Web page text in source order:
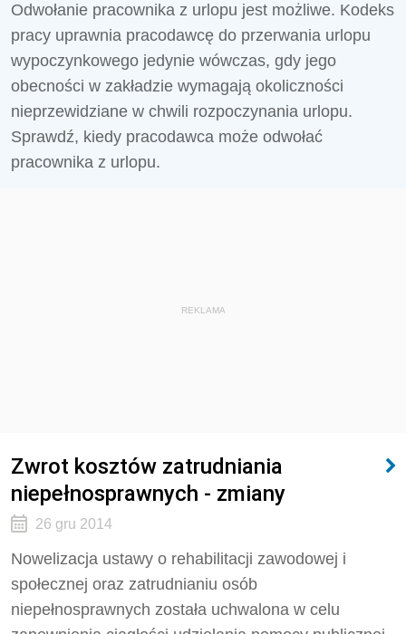
Odwołanie pracownika z urlopu jest możliwe. Kodeks
pracy uprawnia pracodawcę do przerwania urlopu
wypoczynkowego jedynie wówczas, gdy jego
obecności w zakładzie wymagają okoliczności
nieprzewidziane w chwili rozpoczynania urlopu.
Sprawdź, kiedy pracodawca może odwołać
pracownika z urlopu.
REKLAMA
Zwrot kosztów zatrudniania
niepełnosprawnych - zmiany
26 gru 2014
Nowelizacja ustawy o rehabilitacji zawodowej i
społecznej oraz zatrudnianiu osób
niepełnosprawnych została uchwalona w celu